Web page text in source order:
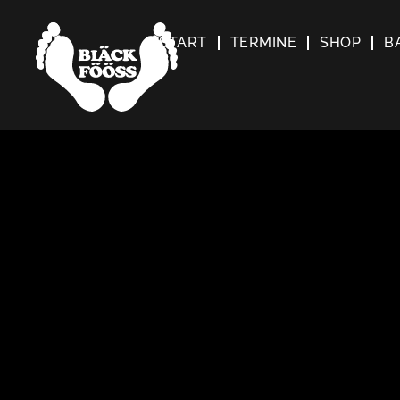
START TERMINE SHOP